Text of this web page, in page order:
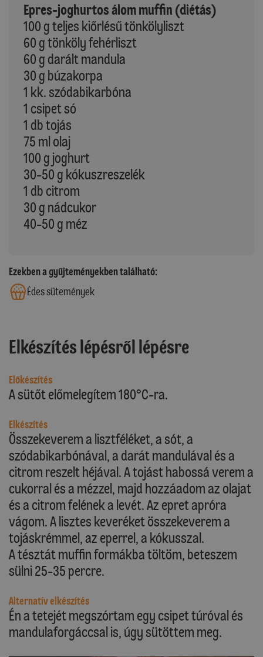
Epres-joghurtos álom muffin (diétás)
100 g teljes kiőrlésű tönkölyliszt
60 g tönköly fehérliszt
60 g darált mandula
30 g búzakorpa
1 kk. szódabikarbóna
1 csipet só
1 db tojás
75 ml olaj
100 g joghurt
30-50 g kókuszreszelék
1 db citrom
30 g nádcukor
40-50 g méz
Ezekben a gyűjteményekben található:
Édes sütemények
Elkészítés lépésről lépésre
Előkészítés
A sütőt előmelegítem 180°C-ra.
Elkészítés
Összekeverem a lisztféléket, a sót, a
szódabikarbónával, a darát mandulával és a
citrom reszelt héjával. A tojást habossá verem a
cukorral és a mézzel, majd hozzáadom az olajat
és a citrom felének a levét. Az epret apróra
vágom. A lisztes keveréket összekeverem a
tojáskrémmel, az eperrel, a kókusszal.
A tésztát muffin formákba töltöm, beteszem
sülni 25-35 percre.
Alternatív elkészítés
Én a tetejét megszórtam egy csipet túróval és
mandulaforgáccsal is, úgy sütöttem meg.